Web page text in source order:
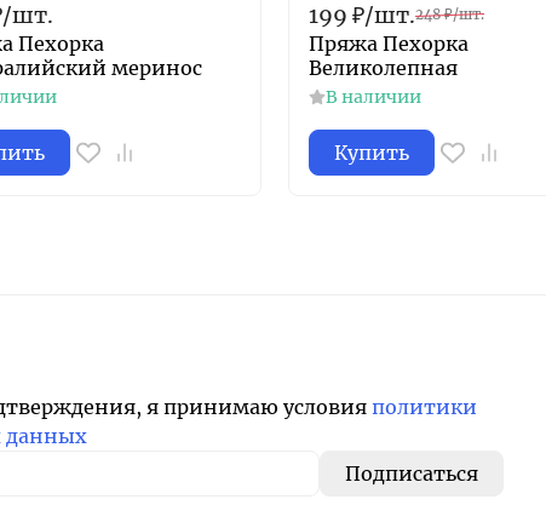
/шт.
Пехорка
меринос
199 ₽/шт.248 ₽/шт.
Пряжа Пехорка
Великолепная
В наличии
Купить
я принимаю условияполитики
данных